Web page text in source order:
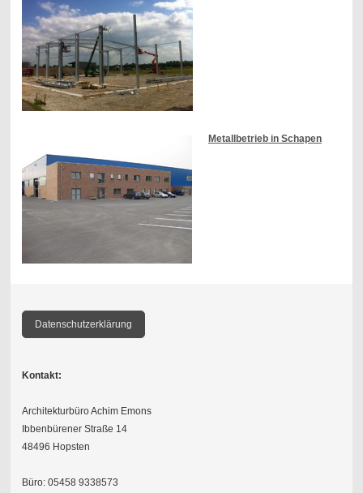
Metallbetrieb in Schapen
Datenschutzerklärung
Kontakt:
Architekturbüro Achim Emons
Ibbenbürener Straße 14
48496 Hopsten
Büro: 05458 9338573